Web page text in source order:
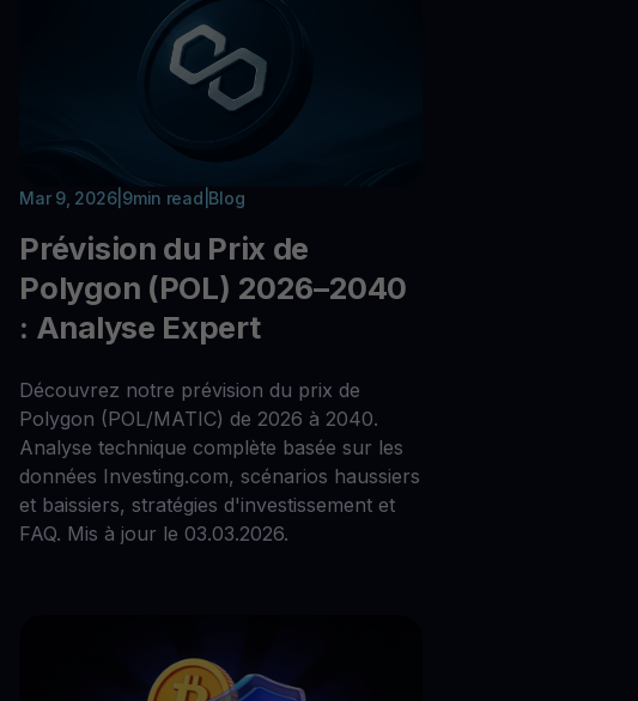
Mar 9, 2026| 9min read Blog
Prévision du Prix de
Polygon (POL) 2026–2040
: Analyse Expert
Découvrez notre prévision du prix de
Polygon (POL/MATIC) de 2026 à 2040.
Analyse technique complète basée sur les
données Investing.com, scénarios haussiers
et baissiers, stratégies d'investissement et
FAQ. Mis à jour le 03.03.2026.